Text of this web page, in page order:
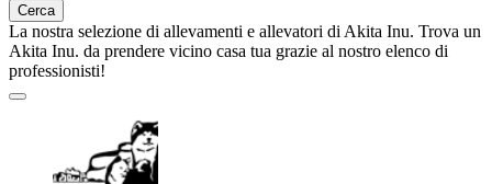
Cerca
La nostra selezione di allevamenti e allevatori di Akita Inu. Trova un
Akita Inu. da prendere vicino casa tua grazie al nostro elenco di
professionisti!